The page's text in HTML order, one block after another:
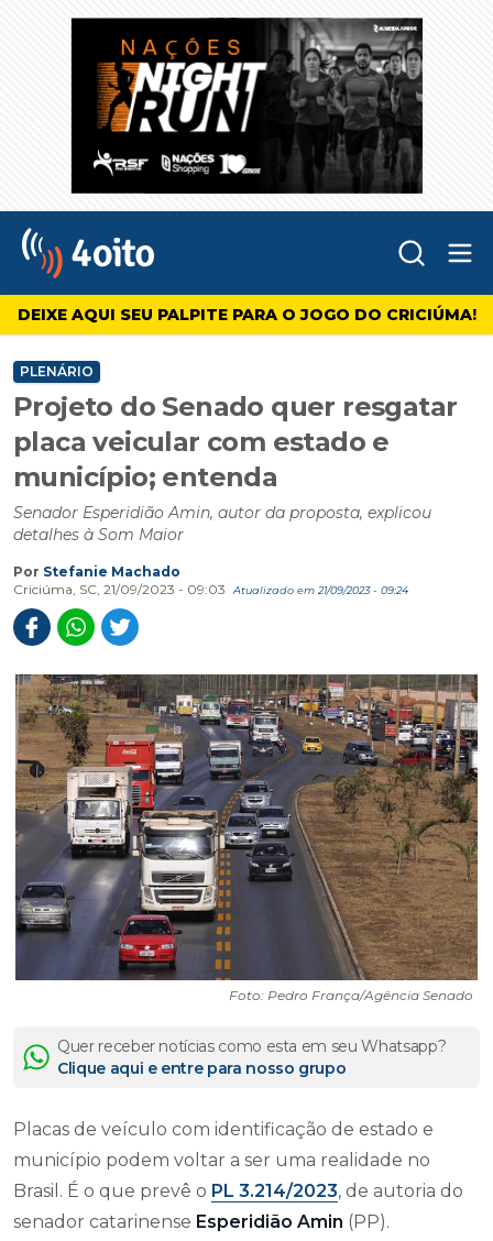
4oito
DEIXE AQUI SEU PALPITE PARA O JOGO DO CRICIÚMA!
PLENÁRIO
Projeto do Senado quer resgatar
placa veicular com estado e
município; entenda
Senador Esperidião Amin, autor da proposta, explicou
detalhes à Som Maior
Por Stefanie Machado
Criciúma, SC, 21/09/2023 - 09:03
Atualizado em 21/09/2023 - 09:24
Foto: Pedro França/Agência Senado
Quer receber notícias como esta em seu Whatsapp?
Clique aqui e entre para nosso grupo
Placas de veículo com identificação de estado e
município podem voltar a ser uma realidade no
Brasil. É o que prevê o PL 3.214/2023, de autoria do
senador catarinense Esperidião Amin (PP).